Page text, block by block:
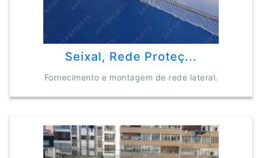
Seixal, Rede Proteç...
Fornecimento e montagem de rede lateral.